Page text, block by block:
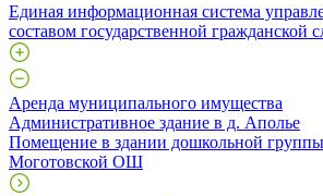
Единая информационная система
составом государственной гражданской
Аренда муниципального имущества
Административное здание в д. Аполье
Помещение в здании дошкольной
Моготовской ОШ